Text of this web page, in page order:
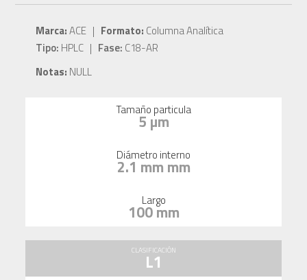
Marca:ACE | Formato: Columna Analítica
Tipo: HPLC | Fase: C18-AR
Notas: NULL
Tamaño particula
5 µm
Diámetro interno
2.1 mm mm
Largo
100 mm
CLASIFICACIÓN
L1